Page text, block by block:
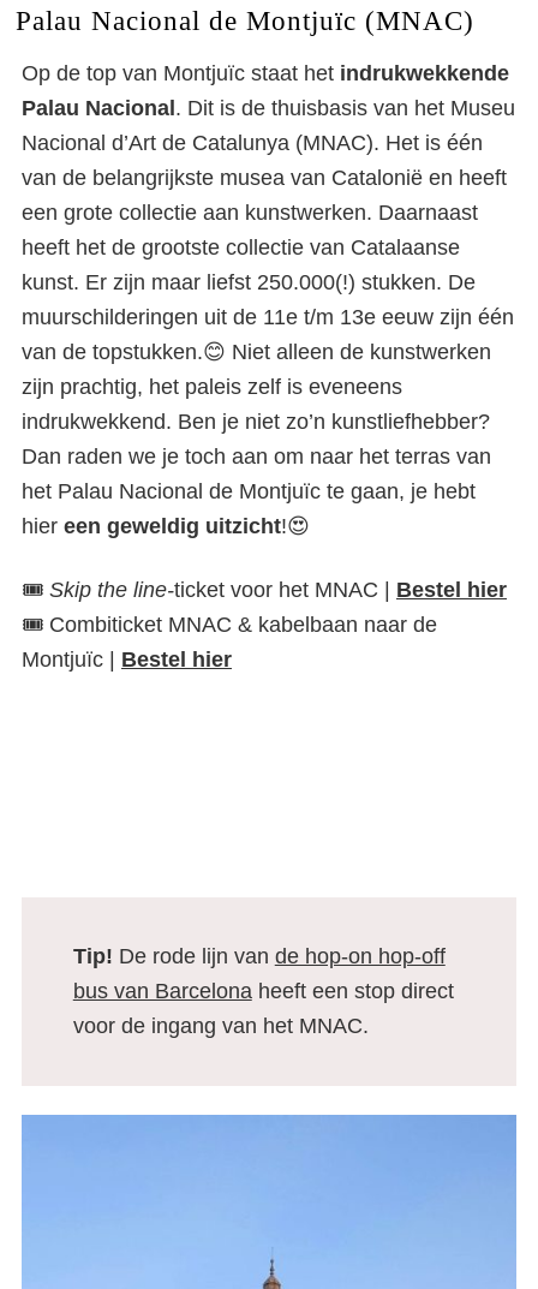
Palau Nacional de Montjuïc (MNAC)
Op de top van Montjuïc staat het indrukwekkende
Palau Nacional . Dit is de thuisbasis van het Museu
Nacional d’Art de Catalunya (MNAC). Het is één
van de belangrijkste musea van Catalonië en heeft
een grote collectie aan kunstwerken. Daarnaast
heeft het de grootste collectie van Catalaanse
kunst. Er zijn maar liefst 250.000(!) stukken. De
muurschilderingen uit de 11e t/m 13e eeuw zijn één
van de topstukken.😊 Niet alleen de kunstwerken
zijn prachtig, het paleis zelf is eveneens
indrukwekkend. Ben je niet zo’n kunstliefhebber?
Dan raden we je toch aan om naar het terras van
het Palau Nacional de Montjuïc te gaan, je hebt
hier een geweldig uitzicht!😍
🎟️ Skip the line-ticket voor het MNAC | Bestel hier
🎟️ Combiticket MNAC & kabelbaan naar de
Montjuïc | Bestel hier
Tip! De rode lijn van de hop-on hop-off
bus van Barcelonaheeft een stop direct
voor de ingang van het MNAC.